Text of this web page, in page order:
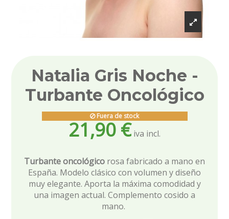
Natalia Gris Noche -
Turbante Oncológico
Fuera de stock
21,90 €
Turbante oncológico rosa fabricado a mano en
España. Modelo clásico con volumen y diseño
muy elegante. Aporta la máxima comodidad y
una imagen actual. Complemento cosido a
mano.